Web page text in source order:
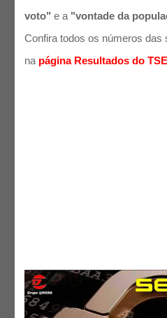
voto" e a "vontade da
Confira todos os números das
na página Resultados do TSE